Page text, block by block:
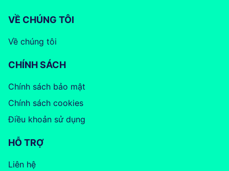
VỀ CHÚNG TÔI
Về chúng tôi
CHÍNH SÁCH
Chính sách bảo mật
Chính sách cookies
Điều khoản sử dụng
HỖ TRỢ
Liên hệ